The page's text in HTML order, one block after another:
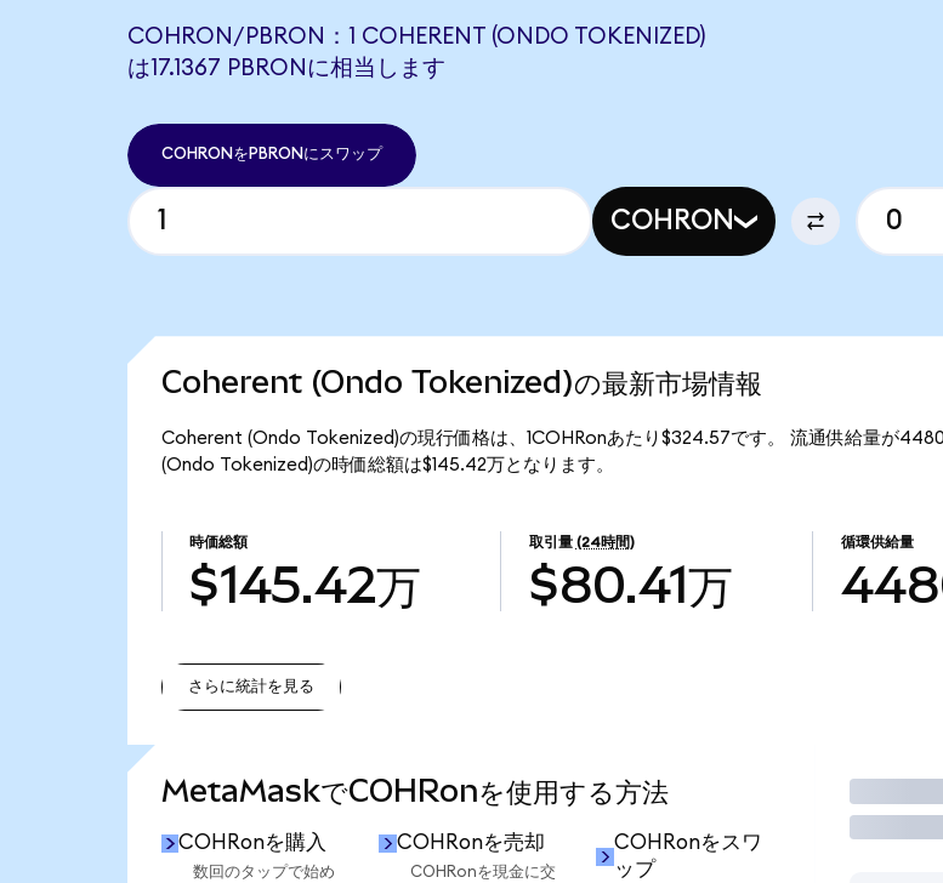
COHRON/PBRON：1 COHERENT (ONDO TOKENIZED)
は17.1367 PBRONに相当します
COHRONをPBRONにスワップ
COHRON
Coherent (Ondo Tokenized)の最新市場情報
Coherent (Ondo Tokenized)の現行価格は、1COHRonあたり$324.57です。 流通供給量が
(Ondo Tokenized)の時価総額は$145.42万となります。
時価総額
$145.42万
取引量 (24時間)
$80.41万
循環供給量
さらに統計を見る
MetaMaskでCOHRonを使用する方法
COHRonを購入
数回のタップで始め
COHRonを売却
COHRonを現金に交
COHRonをスワ
ップ
取引